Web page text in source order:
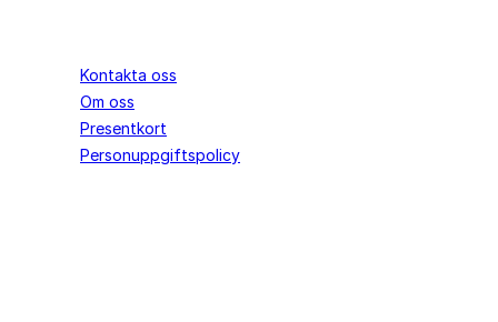
Kontakta oss
Om oss
Presentkort
Personuppgiftspolicy